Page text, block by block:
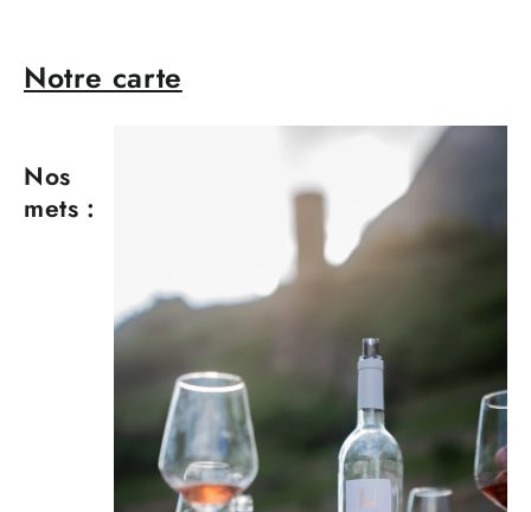
Notre carte
Nos
mets :